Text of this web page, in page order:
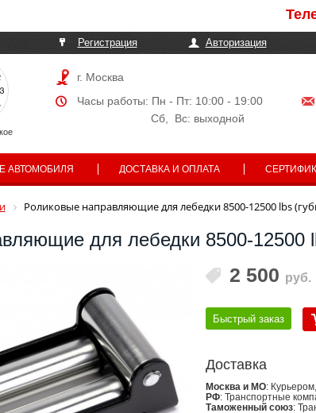
Регистрация Авторизация
г. Москва
Часы работы: Пн - Пт: 10:00 - 19:00
Сб, Вс: выходной
АВТОМОБИЛЯ ДОСТАВКА И ОПЛАТА
Роликовые направляющие для лебедки 8500-12500 lbs
для лебедки 8500-12500
2 500 руб.
Быстрый заказ
Доставка
Москва и МО:
РФ: Транспортные
Таможенный союз: